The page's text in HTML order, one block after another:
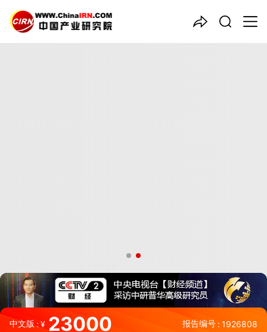
中文版:¥ 23000 报告编号 : 1926808
中国产业咨询领导者
多元化、高学历的实战型精英团队